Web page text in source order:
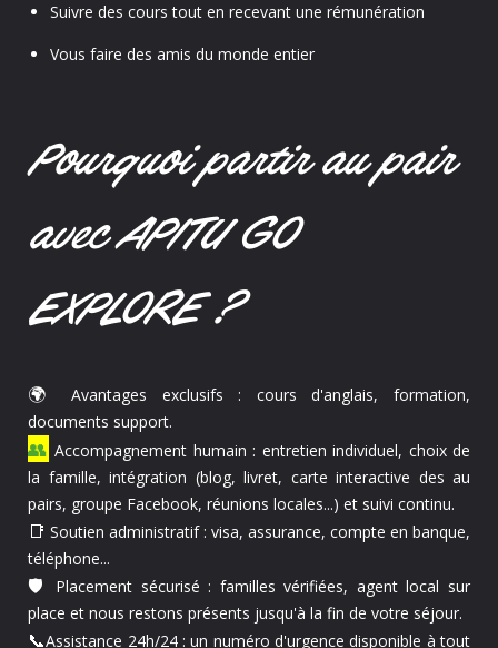
Suivre des cours tout en recevant une rémunération
Vous faire des amis du monde entier
Pourquoi partir au pair
avec APITU GO
EXPLORE ?
🌍
Avantages exclusifs : cours d'anglais, formation,
documents support.
👥 Accompagnement humain : entretien individuel, choix de
la famille, intégration (blog, livret, carte interactive des au
pairs, groupe Facebook, réunions locales...) et suivi continu.
📑 Soutien administratif : visa, assurance, compte en banque,
téléphone...
🛡️
Placement sécurisé : familles vérifiées, agent local sur
place et nous restons présents jusqu'à la fin de votre séjour.
📞Assistance 24h/24 : un numéro d'urgence disponible à tout